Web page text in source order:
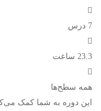
7 درس
23.3 ساعت
همه سطح‌ها
این دوره به شما کمک